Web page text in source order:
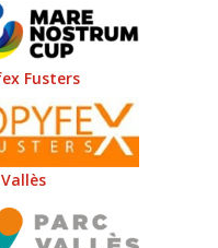
Fusters